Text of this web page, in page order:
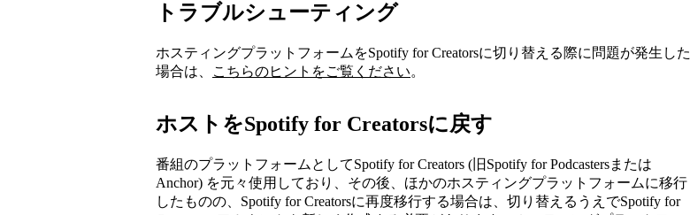
トラブルシューティング
ホスティングプラットフォームをSpotify for Creatorsに切り替える際に問題が発生した
場合は、
こちらのヒントをご覧ください。
ホストをSpotify for Creatorsに戻す
番組のプラットフォームとしてSpotify for Creators (旧Spotify for Podcastersまたは
Anchor) を元々使用しており、その後、ほかのホスティングプラットフォームに移行
したものの、Spotify for Creatorsに再度移行する場合は、切り替えるうえでSpotify for